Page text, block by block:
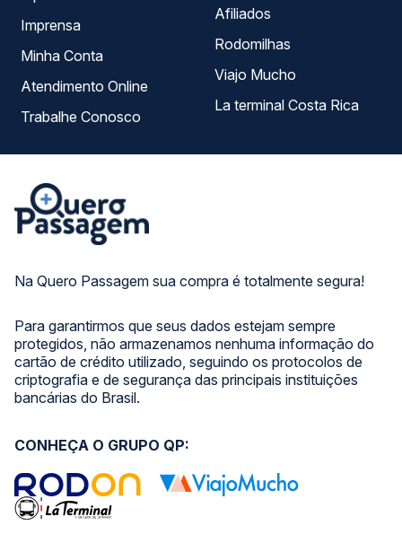
Na Quero Passagem sua compra é totalmente segura!
Para garantirmos que seus dados estejam sempre
protegidos, não armazenamos nenhuma informação do
cartão de crédito utilizado, seguindo os protocolos de
criptografia e de segurança das principais instituições
bancárias do Brasil.
Imprensa
Minha Conta
Atendimento Online
Trabalhe Conosco
Afiliados
Rodomilhas
Viajo Mucho
La terminal Costa Rica
CONHEÇA O GRUPO QP: